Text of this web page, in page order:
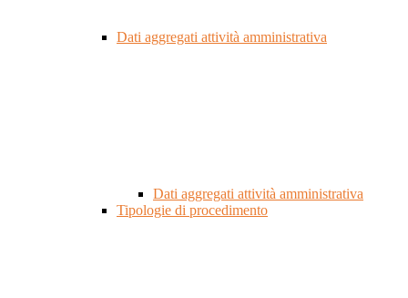
Dati aggregati attività amministrativa
Dati aggregati attività amministrativa
Tipologie di procedimento